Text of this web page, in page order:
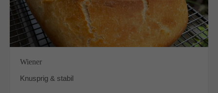
Wiener
Knusprig & stabil